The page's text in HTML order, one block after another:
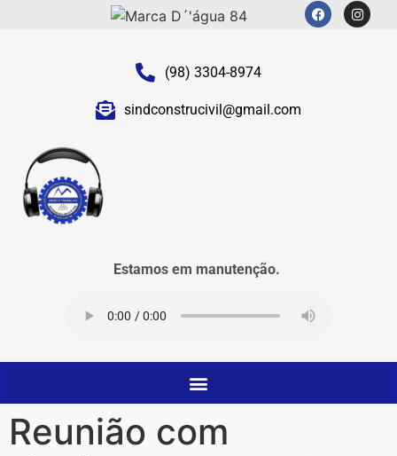
(98) 3304-8974
sindconstrucivil@gmail.com
Estamos em manutenção.
Reunião com